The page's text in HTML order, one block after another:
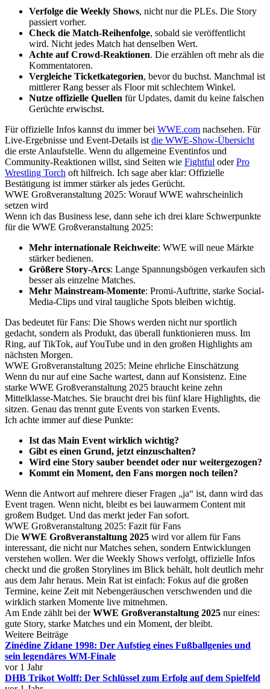
Verfolge die Weekly Shows, nicht nur die PLEs. Die Story
passiert vorher.
Check die Match-Reihenfolge, sobald sie veröffentlicht
wird. Nicht jedes Match hat denselben Wert.
Achte auf Crowd-Reaktionen. Die erzählen oft mehr als die
Kommentatoren.
Vergleiche Ticketkategorien, bevor du buchst. Manchmal ist
mittlerer Rang besser als Floor mit schlechtem Winkel.
Nutze offizielle Quellen für Updates, damit du keine falschen
Gerüchte erwischst.
Für offizielle Infos kannst du immer bei WWE.com nachsehen. Für
Live-Ergebnisse und Event-Details ist die WWE-Show-Übersicht
die erste Anlaufstelle. Wenn du allgemeine Eventinfos und
Community-Reaktionen willst, sind Seiten wie Fightful oderPro
Wrestling Torch oft hilfreich. Ich sage aber klar: Offizielle
Bestätigung ist immer stärker als jedes Gerücht.
WWE Großveranstaltung 2025: Worauf WWE wahrscheinlich
setzen wird
Wenn ich das Business lese, dann sehe ich drei klare Schwerpunkte
für die WWE Großveranstaltung 2025:
Mehr internationale Reichweite: WWE will neue Märkte
stärker bedienen.
Größere Story-Arcs: Lange Spannungsbögen verkaufen sich
besser als einzelne Matches.
Mehr Mainstream-Momente: Promi-Auftritte, starke Social-
Media-Clips und viral taugliche Spots bleiben wichtig.
Das bedeutet für Fans: Die Shows werden nicht nur sportlich
gedacht, sondern als Produkt, das überall funktionieren muss. Im
Ring, auf TikTok, auf YouTube und in den großen Highlights am
nächsten Morgen.
WWE Großveranstaltung 2025: Meine ehrliche Einschätzung
Wenn du nur auf eine Sache wartest, dann auf Konsistenz. Eine
starke WWE Großveranstaltung 2025 braucht keine zehn
Mittelklasse-Matches. Sie braucht drei bis fünf klare Highlights, die
sitzen. Genau das trennt gute Events von starken Events.
Ich achte immer auf diese Punkte:
Ist das Main Event wirklich wichtig?
Gibt es einen Grund, jetzt einzuschalten?
Wird eine Story sauber beendet oder nur weitergezogen?
Kommt ein Moment, den Fans morgen noch teilen?
Wenn die Antwort auf mehrere dieser Fragen „ja“ ist, dann wird das
Event tragen. Wenn nicht, bleibt es bei lauwarmem Content mit
großem Budget. Und das merkt jeder Fan sofort.
WWE Großveranstaltung 2025: Fazit für Fans
Die WWE Großveranstaltung 2025 wird vor allem für Fans
interessant, die nicht nur Matches sehen, sondern Entwicklungen
verstehen wollen. Wer die Weekly Shows verfolgt, offizielle Infos
checkt und die großen Storylines im Blick behält, holt deutlich mehr
aus dem Jahr heraus. Mein Rat ist einfach: Fokus auf die großen
Termine, keine Zeit mit Nebengeräuschen verschwenden und die
wirklich starken Momente live mitnehmen.
Am Ende zählt bei derWWE Großveranstaltung 2025 nur eines:
gute Story, starke Matches und ein Moment, der bleibt.
Weitere Beiträge
Zinédine Zidane 1998: Der Aufstieg eines Fußballgenies und
sein legendäres WM-Finale
vor 1 Jahr
DHB Trikot Wolff: Der Schlüssel zum Erfolg auf dem Spielfeld